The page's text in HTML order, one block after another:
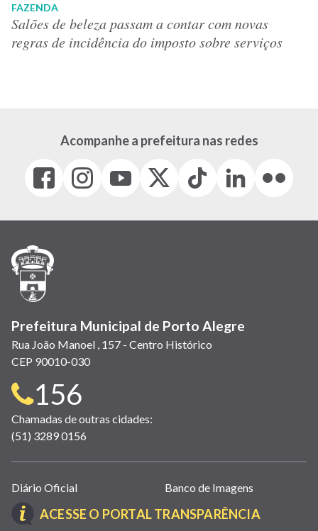
FAZENDA
Salões de beleza passam a contar com novas
regras de incidência do imposto sobre serviços
Acompanhe a prefeitura nas redes
Facebook
(link
em
janela)
Instagram
(link
em
(link
em
(Antigo
(link
Tiktok
(link
em
LinkedIn
(link
em
(link
em
Prefeitura Municipal de Porto Alegre
Rua João Manoel , 157 - Centro Histórico
CEP 90010-030
Telefone
para
contato:
156
Chamadas de outras cidades:
(51) 3289 0156
Links
úteis
(abrem
Diário Oficial Banco de Imagens
ACESSE O PORTAL TRANSPARÊNCIA(LINK